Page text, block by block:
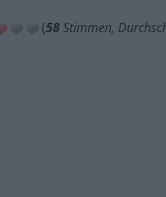
(58Stimmen,